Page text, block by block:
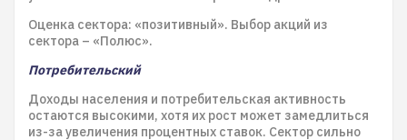
Оценка сектора: «позитивный». Выбор акций из
сектора – «Полюс».
Потребительский
Доходы населения и потребительская активность
остаются высокими, хотя их рост может замедлиться
из-за увеличения процентных ставок. Сектор сильно